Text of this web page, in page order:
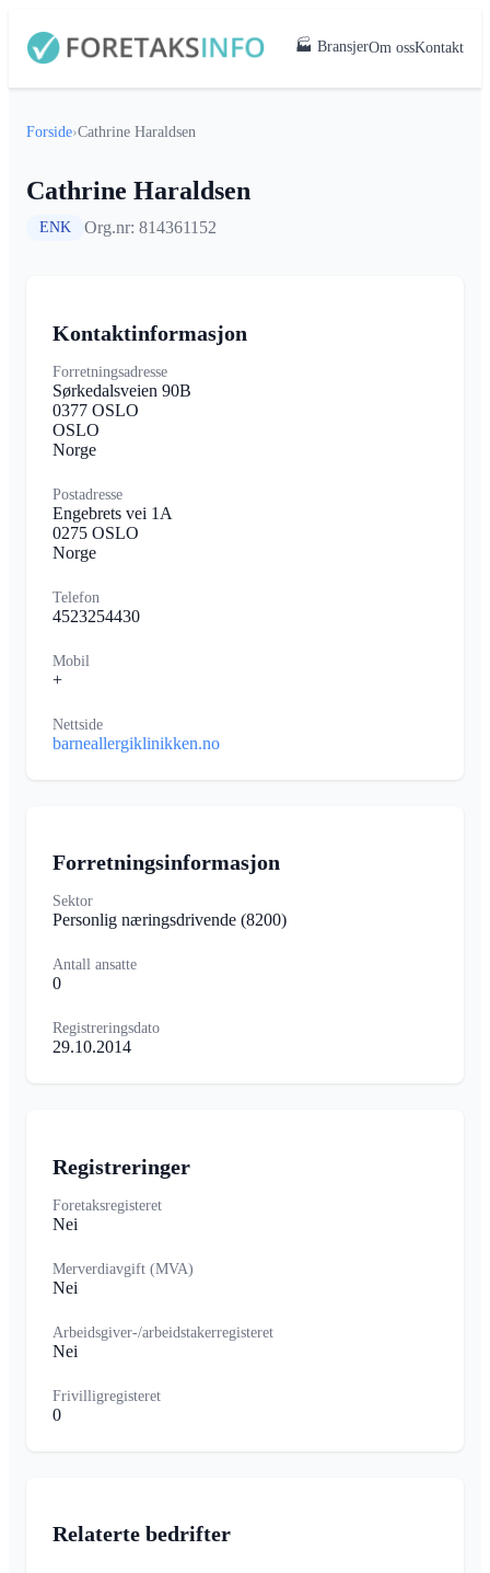
🏭 BransjerOm ossKontakt
Forside›Cathrine Haraldsen
Cathrine Haraldsen
ENK Org.nr: 814361152
Kontaktinformasjon
Forretningsadresse
Sørkedalsveien 90B
0377 OSLO
OSLO
Norge
Postadresse
Engebrets vei 1A
0275 OSLO
Norge
Telefon
4523254430
Mobil
+
Nettside
barneallergiklinikken.no
Forretningsinformasjon
Sektor
Personlig næringsdrivende (8200)
Antall ansatte
0
Registreringsdato
29.10.2014
Registreringer
Foretaksregisteret
Nei
Merverdiavgift (MVA)
Nei
Arbeidsgiver-/arbeidstakerregisteret
Nei
Frivilligregisteret
0
Relaterte bedrifter